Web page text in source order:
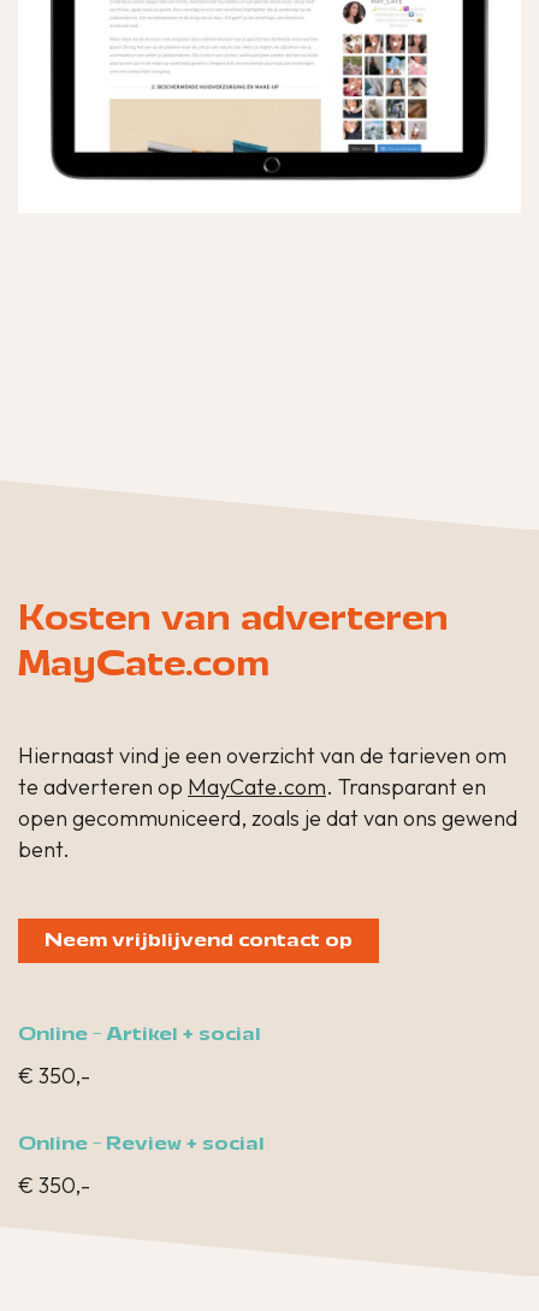
Kosten van adverteren
MayCate.com
Hiernaast vind je een overzicht van de tarieven om
te adverteren op MayCate.com. Transparant en
open gecommuniceerd, zoals je dat van ons gewend
bent.
Neem vrijblijvend contact op
Online - Artikel + social
€ 350,-
Online - Review + social
€ 350,-